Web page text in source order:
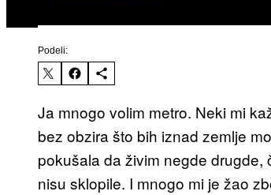
Podeli:
Ja mnogo volim metro. Neki mi
bez obzira što bih iznad zemlje
pokušala da živim negde
nisu sklopile. I mnogo mi je žao